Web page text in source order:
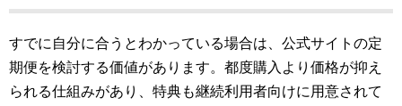
すでに自分に合うとわかっている場合は、公式サイトの定
期便を検討する価値があります。都度購入より価格が抑え
られる仕組みがあり、特典も継続利用者向けに用意されて